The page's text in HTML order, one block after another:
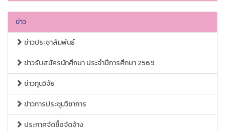
ข่าว
ข่าวประชาสัมพันธ์
ข่าวรับสมัครนักศึกษา ประจำปีการศึกษา 2569
ข่าวทุนวิจัย
ข่าวการประชุมวิชาการ
ประกาศจัดซื้อจัดจ้าง